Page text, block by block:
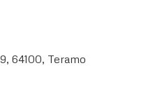
64100, Teramo